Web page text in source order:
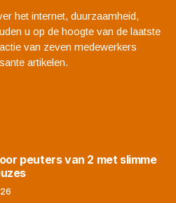
het internet, duurzaamheid,
u op de hoogte van de laatste
van zeven medewerkers
artikelen.
peuters van 2 met slimme